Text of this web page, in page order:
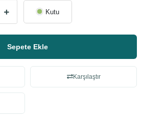
Kutu
Sepete Ekle
Karşılaştır